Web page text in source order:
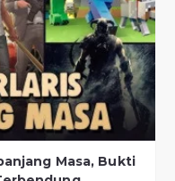
Masa, Bukti